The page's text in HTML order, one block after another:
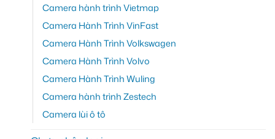
Camera hành trình Vietmap
Camera Hành Trình VinFast
Camera Hành Trình Volkswagen
Camera Hành Trình Volvo
Camera Hành Trình Wuling
Camera hành trình Zestech
Camera lùi ô tô